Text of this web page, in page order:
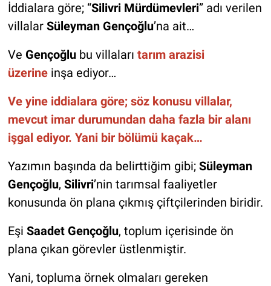
İddialara göre; “Silivri Mürdümevleri” adı verilen
villalar Süleyman Gençoğlu’na ait…
Ve Gençoğlubu villaları tarım arazisi
üzerineinşa ediyor…
Ve yine iddialara göre; söz konusu villalar,
mevcut imar durumundan daha fazla bir alanı
işgal ediyor. Yani bir bölümü kaçak…
Yazımın başında da belirttiğim gibi; Süleyman
Gençoğlu, Silivri’nin tarımsal faaliyetler
konusunda ön plana çıkmış çiftçilerinden biridir.
Eşi Saadet Gençoğlu, toplum içerisinde ön
plana çıkan görevler üstlenmiştir.
Yani, topluma örnek olmaları gereken